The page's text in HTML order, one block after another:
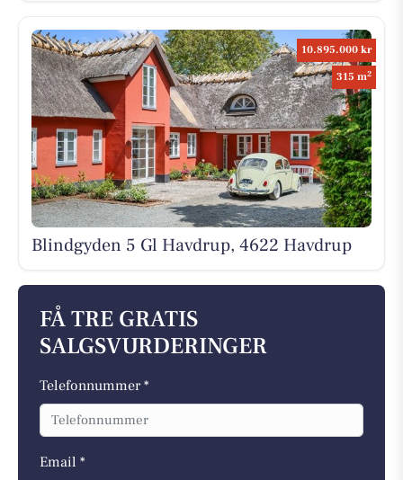
10.895.000 kr
315 m2
Blindgyden 5 Gl Havdrup, 4622 Havdrup
FÅ TRE GRATIS
SALGSVURDERINGER
Telefonnummer *
Email *